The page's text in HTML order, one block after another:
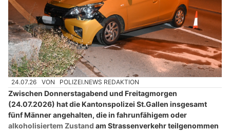
24.07.26 VON POLIZEI.NEWS REDAKTION
Zwischen Donnerstagabend und Freitagmorgen
(24.07.2026) hat die Kantonspolizei St.Gallen insgesamt
fünf Männer angehalten, die in fahrunfähigem oder
alkoholisiertem Zustand am Strassenverkehr teilgenommen